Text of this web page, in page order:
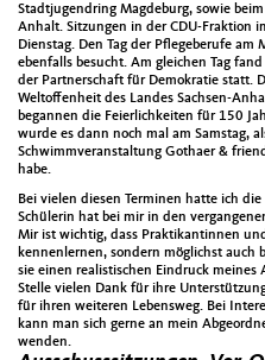
Stadtjugendring Magdeburg, sowie
Anhalt. Sitzungen in der CDU-Fraktion
Dienstag. Den Tag der Pflegeberufe
ebenfalls besucht. Am gleichen Tag
der Partnerschaft für Demokratie statt.
Weltoffenheit des Landes Sachsen-
begannen die Feierlichkeiten für 150
wurde es dann noch mal am Samstag,
Schwimmveranstaltung Gothaer &
habe.
Bei vielen diesen Terminen hatte ich
Schülerin hat bei mir in den
Mir ist wichtig, dass Praktikantinnen
kennenlernen, sondern möglichst auch
sie einen realistischen Eindruck meines
Stelle vielen Dank für ihre
für ihren weiteren Lebensweg. Bei
kann man sich gerne an mein
wenden.